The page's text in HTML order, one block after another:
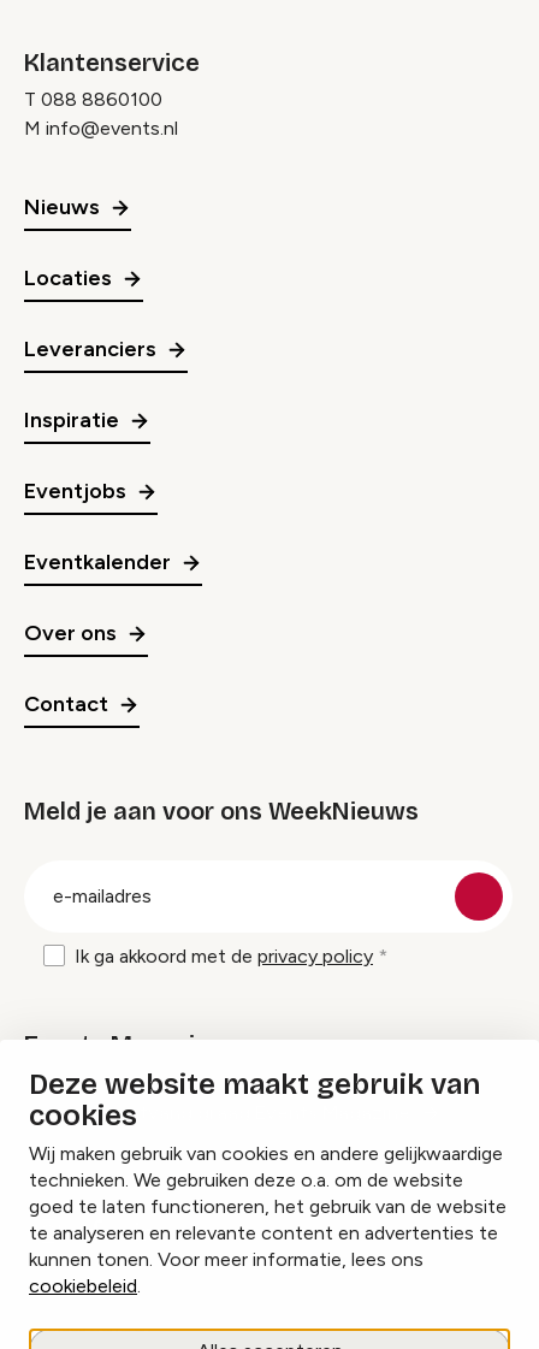
Deze website maakt gebruik van
cookies
Wij maken gebruik van cookies en andere gelijkwaardige
technieken. We gebruiken deze o.a. om de website
goed te laten functioneren, het gebruik van de website
te analyseren en relevante content en advertenties te
kunnen tonen. Voor meer informatie, lees ons
cookiebeleid.
Klantenservice
T 088 8860100
M info@events.nl
Nieuws
Locaties
Leveranciers
Inspiratie
Eventjobs
Eventkalender
Over ons
Contact
Meld je aan voor ons WeekNieuws
Ik ga akkoord met de privacy policy
Events Magazine
Ik ontvang graag Events Magazine
InstagramFacebookLinkedIn
Cookies beheren